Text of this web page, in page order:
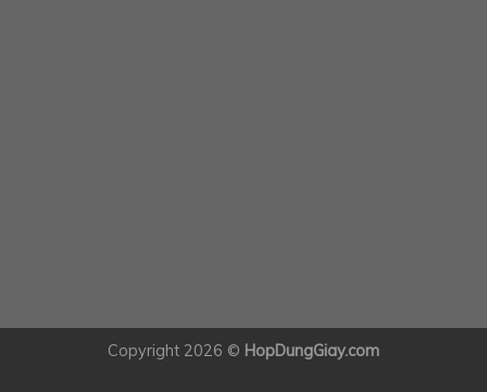
Copyright 2026 © HopDungGiay.com